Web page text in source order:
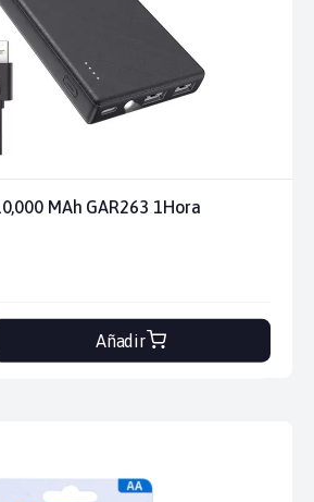
MAh GAR263 1Hora
Añadir